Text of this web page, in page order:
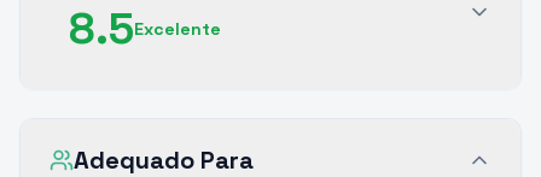
8.5Excelente
Adequado Para